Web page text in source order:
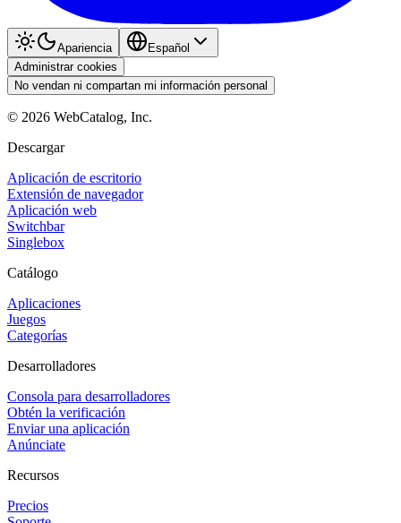
Apariencia
Español
Administrar cookies
No vendan ni compartan mi información personal
© 2026 WebCatalog, Inc.
Descargar
Aplicación de escritorio
Extensión de navegador
Aplicación web
Switchbar
Singlebox
Catálogo
Aplicaciones
Juegos
Categorías
Desarrolladores
Consola para desarrolladores
Obtén la verificación
Enviar una aplicación
Anúnciate
Recursos
Precios